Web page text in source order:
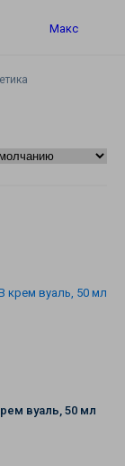
Макс
вуаль, 50 мл